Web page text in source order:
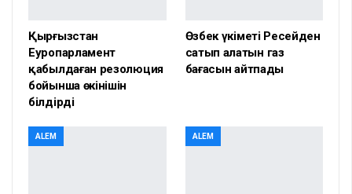
Қырғызстан
Еуропарламент
қабылдаған резолюция
бойынша өкінішін
білдірді
Өзбек үкіметі Ресейден
сатып алатын газ
бағасын айтпады
ALEM ALEM